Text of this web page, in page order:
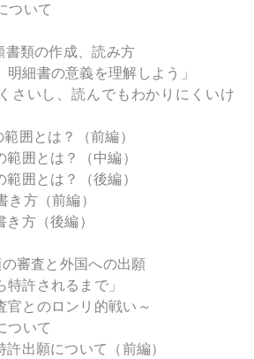
ついて
類の作成、読み方
明細書の意義を理解しよう」
さいし、読んでもわかりにくいけ
囲とは？（前編）
囲とは？（中編）
囲とは？（後編）
方（前編）
方（後編）
審査と外国への出願
特許されるまで」
官とのロンリ的戦い～
ついて
出願について（前編）